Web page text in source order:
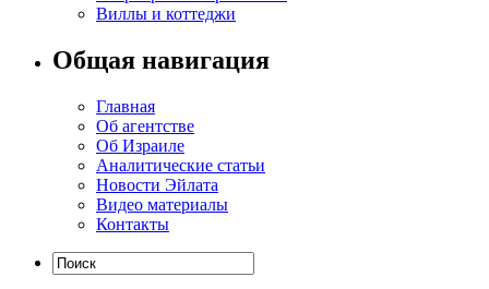
Виллы и коттеджи
Общая навигация
Главная
Об агентстве
Об Израиле
Аналитические статьи
Новости Эйлата
Видео материалы
Контакты